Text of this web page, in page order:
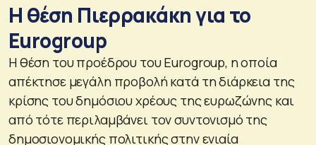
Η θέση Πιερρακάκη για το
Eurogroup
Η θέση του προέδρου του Eurogroup, η οποία
απέκτησε μεγάλη προβολή κατά τη διάρκεια της
κρίσης του δημόσιου χρέους της ευρωζώνης και
από τότε περιλαμβάνει τον συντονισμό της
δημοσιονομικής πολιτικής στην ενιαία